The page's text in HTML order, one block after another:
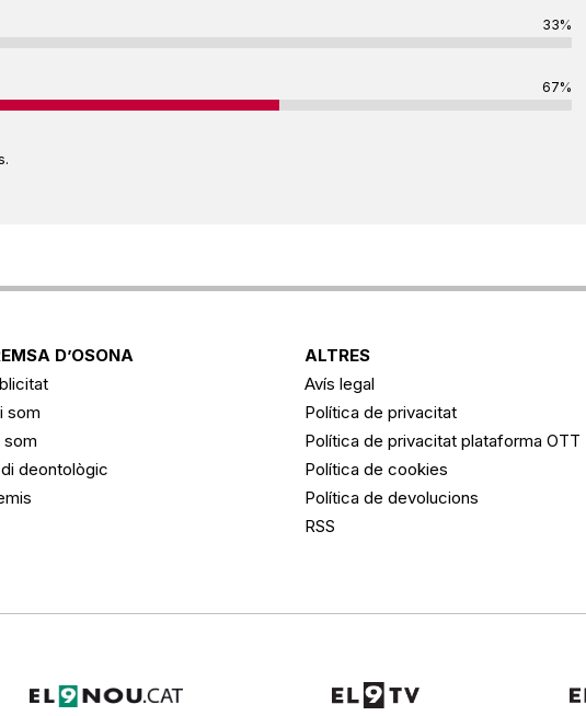
33%
67%
D’OSONA
som
som
deontològic
ALTRES
Avís legal
Política de privacitat
Política de privacitat plataforma OTT
Política de cookies
Política de devolucions
RSS